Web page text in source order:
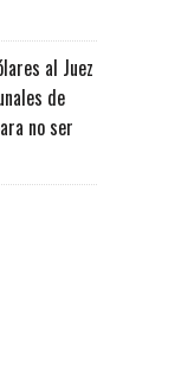
al Juez
de
no ser